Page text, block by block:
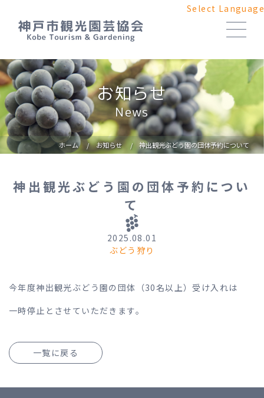
Select Language
Kobe fruit picking list
神戸の収穫体験
Strawberries いちご
Sweetcorn とうもろこし
Pears なし
Grapes ぶどう
Persimmons かき
貸農園のご案内
お知らせ
News
ホーム お知らせ 神出観光ぶどう園の団体予約について
神出観光ぶどう園の団体予約につい
て
2025.08.01
ぶどう狩り
今年度神出観光ぶどう園の団体（30名以上）受け入れは
一時停止とさせていただきます。
一覧に戻る